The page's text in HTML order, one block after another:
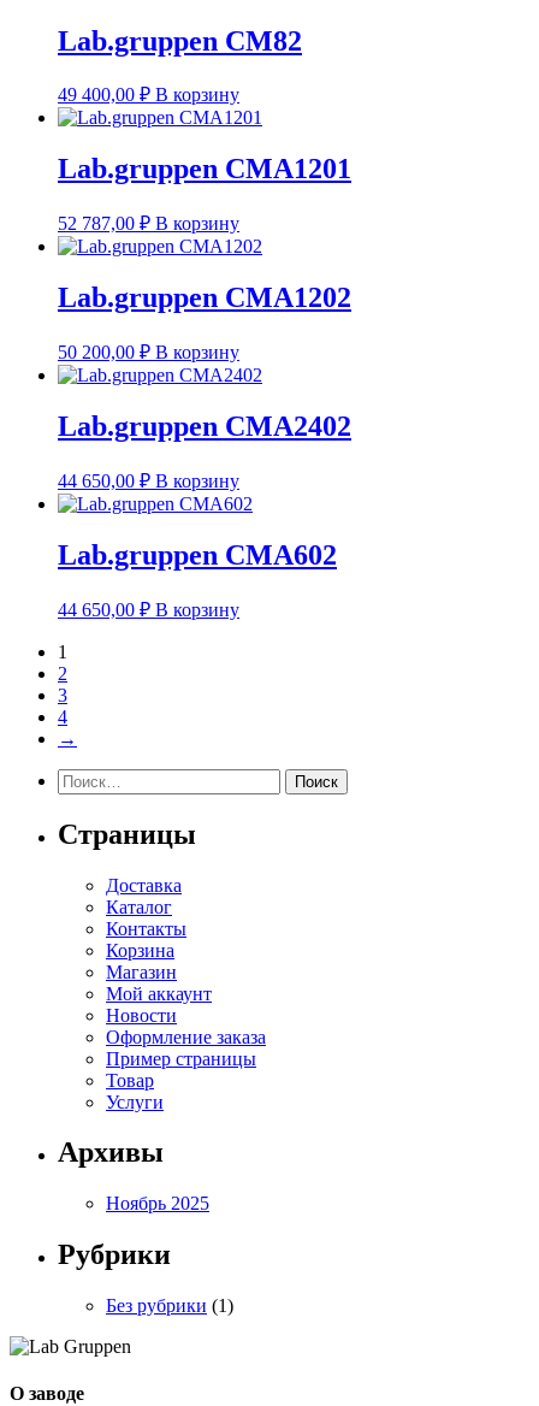
Lab.gruppen CM82
49 400,00 ₽ В корзину
Lab.gruppen CMA1201
52 787,00 ₽ В корзину
Lab.gruppen CMA1202
50 200,00 ₽ В корзину
Lab.gruppen CMA2402
44 650,00 ₽ В корзину
Lab.gruppen CMA602
44 650,00 ₽ В корзину
1
2
3
4
→
Найти:
Страницы
Доставка
Каталог
Контакты
Корзина
Магазин
Мой аккаунт
Новости
Оформление заказа
Пример страницы
Товар
Услуги
Архивы
Ноябрь 2025
Рубрики
Без рубрики (1)
О заводе